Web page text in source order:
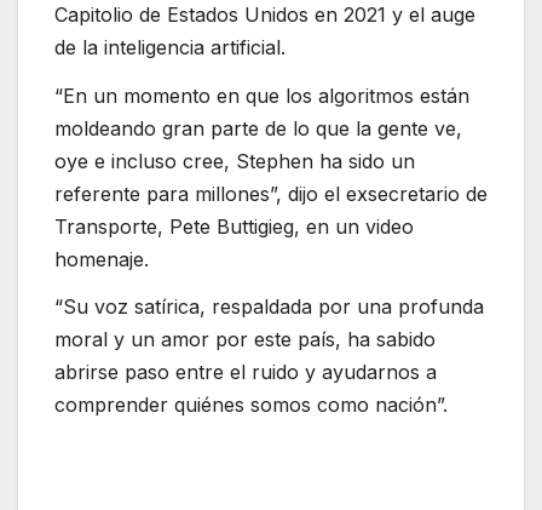
Capitolio de Estados Unidos en 2021 y el auge
de la inteligencia artificial.
“En un momento en que los algoritmos están
moldeando gran parte de lo que la gente ve,
oye e incluso cree, Stephen ha sido un
referente para millones”, dijo el exsecretario de
Transporte, Pete Buttigieg, en un video
homenaje.
“Su voz satírica, respaldada por una profunda
moral y un amor por este país, ha sabido
abrirse paso entre el ruido y ayudarnos a
comprender quiénes somos como nación”.